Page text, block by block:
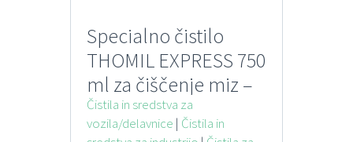
Specialno čistilo
THOMIL EXPRESS 750
ml za čiščenje miz –
odstrani ostanke
lepila, pisal
Čistila in sredstva za
vozila/delavnice | Čistila in